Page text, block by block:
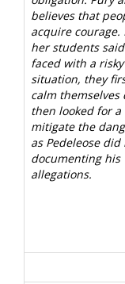
believes that
acquire courage.
her students
faced with a risky
situation, they
calm themselves
then looked for a
mitigate the
as Pedeleose did
documenting his
allegations.